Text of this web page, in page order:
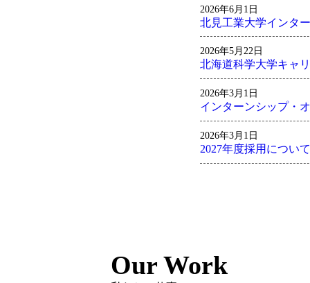
2026年6月1日
北見工業大学インタ
2026年5月22日
北海道科学大学キャ
2026年3月1日
インターンシップ・
2026年3月1日
2027年度採用につい
Our Work